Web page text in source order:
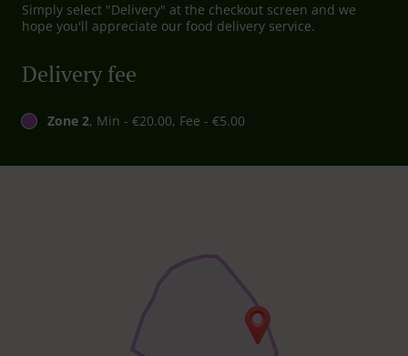
Simply select "Delivery" at the checkout screen and we
hope you'll appreciate our food delivery service.
Delivery fee
Zone 2, Min - €20.00, Fee - €5.00